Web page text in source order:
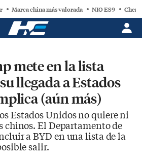
Marca china más valorada NIO ES9 Chery
mete en la lista
llegada a Estados
(aún más)
Estados Unidos no quiere ni
chinos. El Departamento de
a BYD en una lista de la
salir.